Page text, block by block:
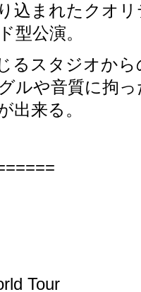
込まれたクオ
型公演。
るスタジオから
ルや音質に拘
出来る。
Tour